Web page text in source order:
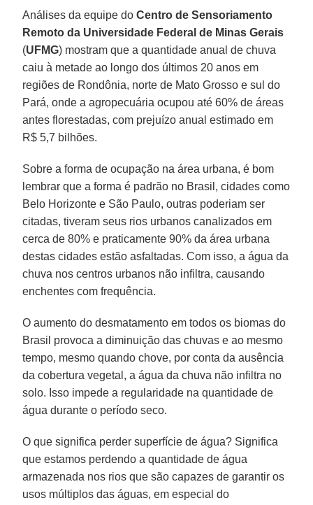
Análises da equipe do Centro de Sensoriamento
Remoto da Universidade Federal de Minas Gerais
(UFMG) mostram que a quantidade anual de chuva
caiu à metade ao longo dos últimos 20 anos em
regiões de Rondônia, norte de Mato Grosso e sul do
Pará, onde a agropecuária ocupou até 60% de áreas
antes florestadas, com prejuízo anual estimado em
R$ 5,7 bilhões.
Sobre a forma de ocupação na área urbana, é bom
lembrar que a forma é padrão no Brasil, cidades como
Belo Horizonte e São Paulo, outras poderiam ser
citadas, tiveram seus rios urbanos canalizados em
cerca de 80% e praticamente 90% da área urbana
destas cidades estão asfaltadas. Com isso, a água da
chuva nos centros urbanos não infiltra, causando
enchentes com frequência.
O aumento do desmatamento em todos os biomas do
Brasil provoca a diminuição das chuvas e ao mesmo
tempo, mesmo quando chove, por conta da ausência
da cobertura vegetal, a água da chuva não infiltra no
solo. Isso impede a regularidade na quantidade de
água durante o período seco.
O que significa perder superfície de água? Significa
que estamos perdendo a quantidade de água
armazenada nos rios que são capazes de garantir os
usos múltiplos das águas, em especial do